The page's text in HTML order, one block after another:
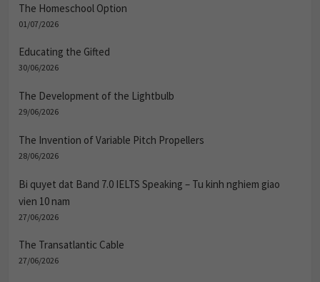
The Homeschool Option
01/07/2026
Educating the Gifted
30/06/2026
The Development of the Lightbulb
29/06/2026
The Invention of Variable Pitch Propellers
28/06/2026
Bi quyet dat Band 7.0 IELTS Speaking – Tu kinh nghiem giao
vien 10 nam
27/06/2026
The Transatlantic Cable
27/06/2026